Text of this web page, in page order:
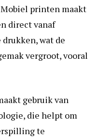
printen maakt
direct vanaf
wat de
vergroot, vooral
gebruik van
die helpt om
te